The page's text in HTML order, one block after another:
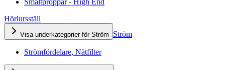
Hörlursställ
Visa underkategorier för Ström Ström
Strömfördelare, Nätfilter